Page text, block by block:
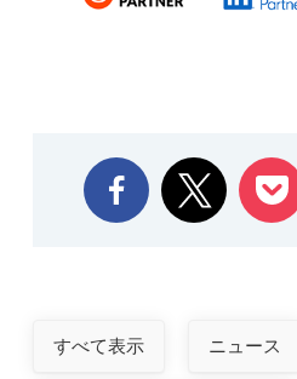
すべて表示 ニュース